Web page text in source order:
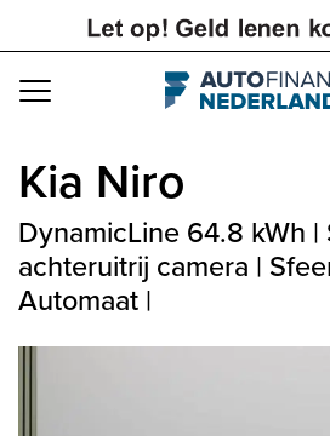
Navigation
Kia Niro
DynamicLine 64.8 kWh |
achteruitrij camera |
Automaat |